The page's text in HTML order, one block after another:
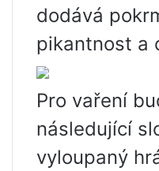
dodává
pikantnost a
Pro vaření
následující
vyloupaný